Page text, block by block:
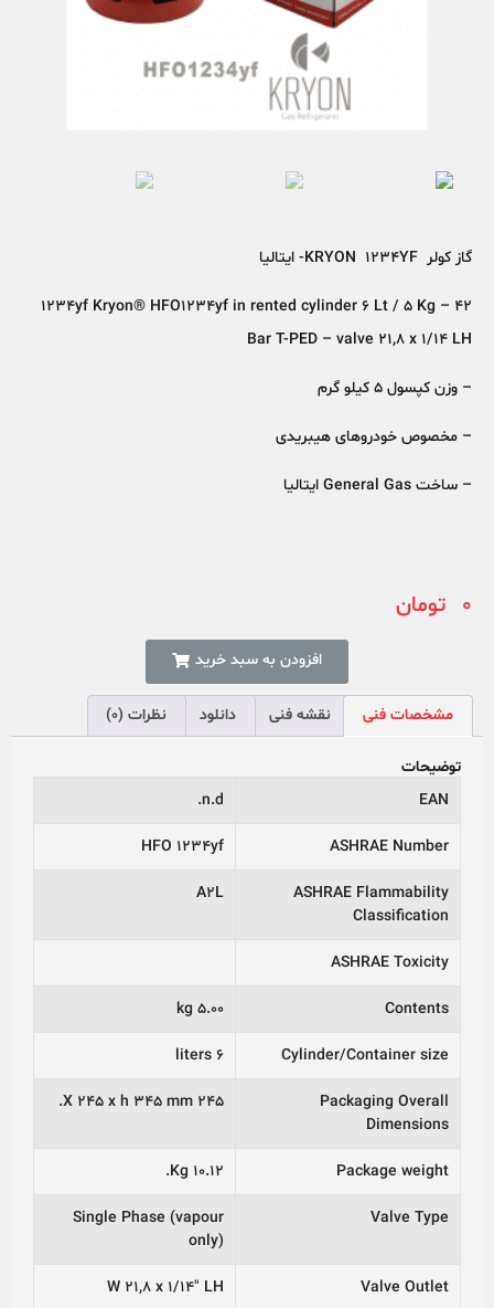
گاز کولر KRYON 1234YF- ایتالیا
1234yf Kryon® HFO1234yf in rented cylinder 6 Lt / 5 Kg – 42
Bar T-PED – valve 21,8 x 1/14 LH
– وزن کپسول 5 کیلو گرم
– مخصوص خودروهای هیبریدی
– ساخت General Gas ایتالیا
0 تومان
افزودن به سبد خرید
مشخصات فنی نقشه فنی دانلود نظرات (0)
توضیحات
EAN
n.d.
ASHRAE Number
HFO 1234yf
ASHRAE Flammability
Classification
A2L
ASHRAE Toxicity
Contents
5.00 kg
Cylinder/Container size
6 liters
Packaging Overall
Dimensions
245 X 245 x h 345 mm.
Package weight
10.12 Kg.
Valve Type
Single Phase (vapour
only)
Valve Outlet
W 21,8 x 1/14″ LH